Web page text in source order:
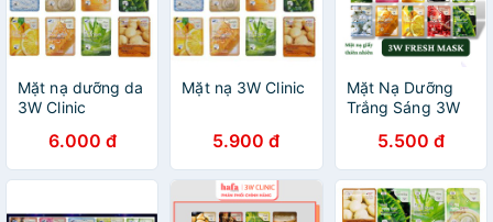
Mặt nạ dưỡng da
3W Clinic
6.000 đ
Mặt nạ 3W Clinic
5.900 đ
Mặt Nạ Dưỡng
Trắng Sáng 3W
Hàn Quốc 23ml
5.500 đ